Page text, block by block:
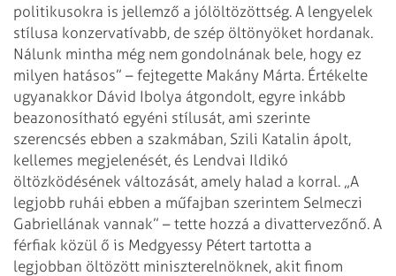
politikusokra is jellemző a jólöltözöttség. A lengyelek
stílusa konzervatívabb, de szép öltönyöket hordanak.
Nálunk mintha még nem gondolnának bele, hogy ez
milyen hatásos” – fejtegette Makány Márta. Értékelte
ugyanakkor Dávid Ibolya átgondolt, egyre inkább
beazonosítható egyéni stílusát, ami szerinte
szerencsés ebben a szakmában, Szili Katalin ápolt,
kellemes megjelenését, és Lendvai Ildikó
öltözködésének változását, amely halad a korral. „A
legjobb ruhái ebben a műfajban szerintem Selmeczi
Gabriellának vannak” – tette hozzá a divattervezőnő. A
férfiak közül ő is Medgyessy Pétert tartotta a
legjobban öltözött miniszterelnöknek, akit finom